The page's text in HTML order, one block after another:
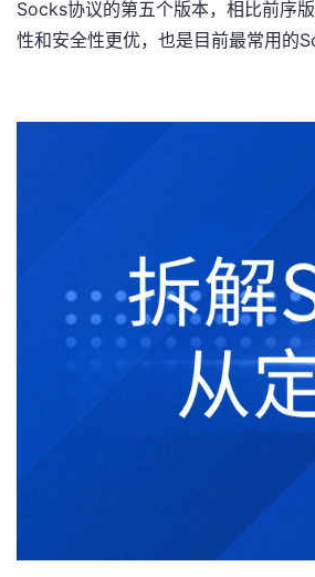
Socks协议的第五个版本，相比前序
性和安全性更优，也是目前最常用的